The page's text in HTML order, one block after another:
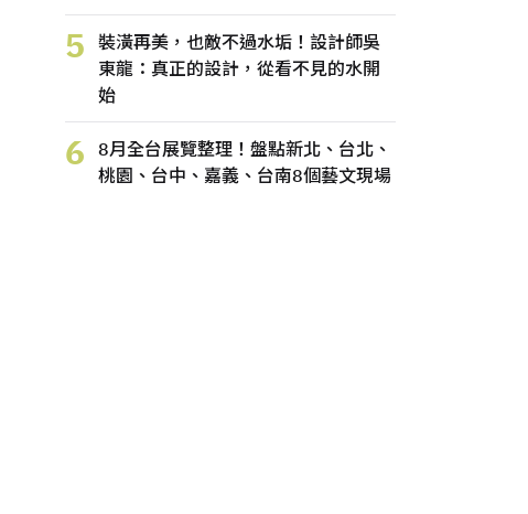
5
裝潢再美，也敵不過水垢！設計師吳
東龍：真正的設計，從看不見的水開
始
6
8月全台展覽整理！盤點新北、台北、
桃園、台中、嘉義、台南8個藝文現場